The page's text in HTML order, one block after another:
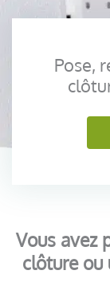
Pose,
Vous avez
clôture ou